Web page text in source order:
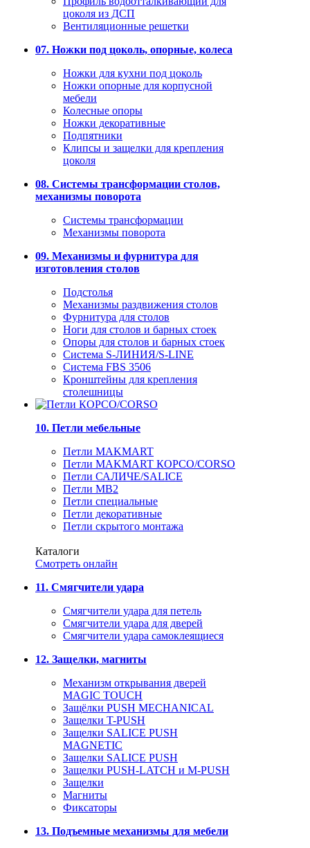
цоколя из ДСП
Вентиляционные решетки
07. Ножки под цоколь, опорные, колеса
Ножки для кухни под цоколь
Ножки опорные для корпусной
мебели
Колесные опоры
Ножки декоративные
Подпятники
Клипсы и защелки для крепления
цоколя
08. Системы трансформации столов,
механизмы поворота
Системы трансформации
Механизмы поворота
09. Механизмы и фурнитура для
изготовления столов
Подстолья
Механизмы раздвижения столов
Фурнитура для столов
Ноги для столов и барных стоек
Опоры для столов и барных стоек
Система S-ЛИНИЯ/S-LINE
Система FBS 3506
Кронштейны для крепления
столешницы
10. Петли мебельные
Петли MAKMART
Петли MAKMART КОРСО/CORSO
Петли САЛИЧЕ/SALICE
Петли MB2
Петли специальные
Петли декоративные
Петли скрытого монтажа
Каталоги
Смотреть онлайн
11. Смягчители удара
Смягчители удара для петель
Смягчители удара для дверей
Cмягчители удара самоклеящиеся
12. Защелки, магниты
Механизм открывания дверей
MAGIC TOUCH
Защёлки PUSH MECHANICAL
Защелки T-PUSH
Защелки SALICE PUSH
MAGNETIC
Защелки SALICE PUSH
Защелки PUSH-LATCH и M-PUSH
Защелки
Магниты
Фиксаторы
13. Подъемные механизмы для мебели